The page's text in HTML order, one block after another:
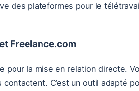
des plateformes pour le
Freelance.com
pour la mise en relation directe.
C’est un outil adapté